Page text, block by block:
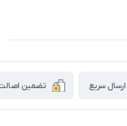
ارسال سریع تضمین اصالت